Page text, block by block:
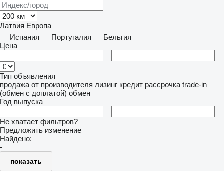
Латвия Европа
Испания
Португалия
Бельгия
Цена
–
Тип объявления
продажа от производителя лизинг кредит рассрочка trade-in
(обмен с доплатой) обмен
Год выпуска
–
Не хватает фильтров?
Предложить изменение
Найдено:
-
показать